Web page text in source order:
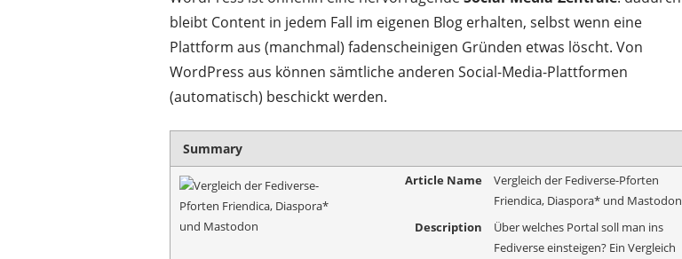
bleibt Content in jedem Fall im eigenen Blog erhalten, selbst wenn eine
Plattform aus (manchmal) fadenscheinigen Gründen etwas löscht. Von
WordPress aus können sämtliche anderen Social-Media-Plattformen
(automatisch) beschickt werden.
Summary
Article Name
Vergleich der Fediverse-Pforten
Friendica, Diaspora* und Mastodon
Description
Über welches Portal soll man ins
Fediverse einsteigen? Ein Vergleich